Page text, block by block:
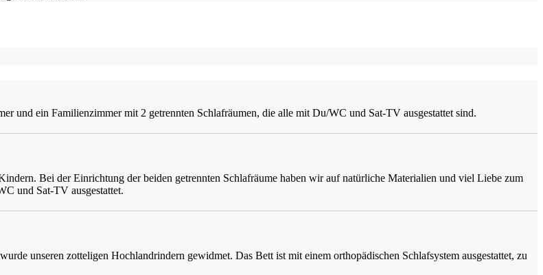
und ein Familienzimmer mit 2 getrennten Schlafräumen, die alle mit Du/WC und Sat-TV ausgestattet sind.
Bei der Einrichtung der beiden getrennten Schlafräume haben wir auf natürliche Materialien und viel Liebe zum
und Sat-TV ausgestattet.
unseren zotteligen Hochlandrindern gewidmet. Das Bett ist mit einem orthopädischen Schlafsystem ausgestattet, zu